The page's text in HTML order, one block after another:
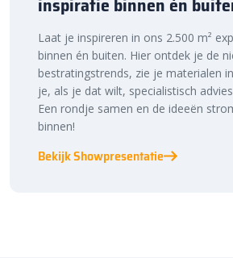
Laat je inspireren in ons 2.500 m²
binnen én buiten. Hier ontdek je de
bestratingstrends, zie je materialen
je, als je dat wilt, specialistisch
Een rondje samen en de ideeën
binnen!
Bekijk Showpresentatie